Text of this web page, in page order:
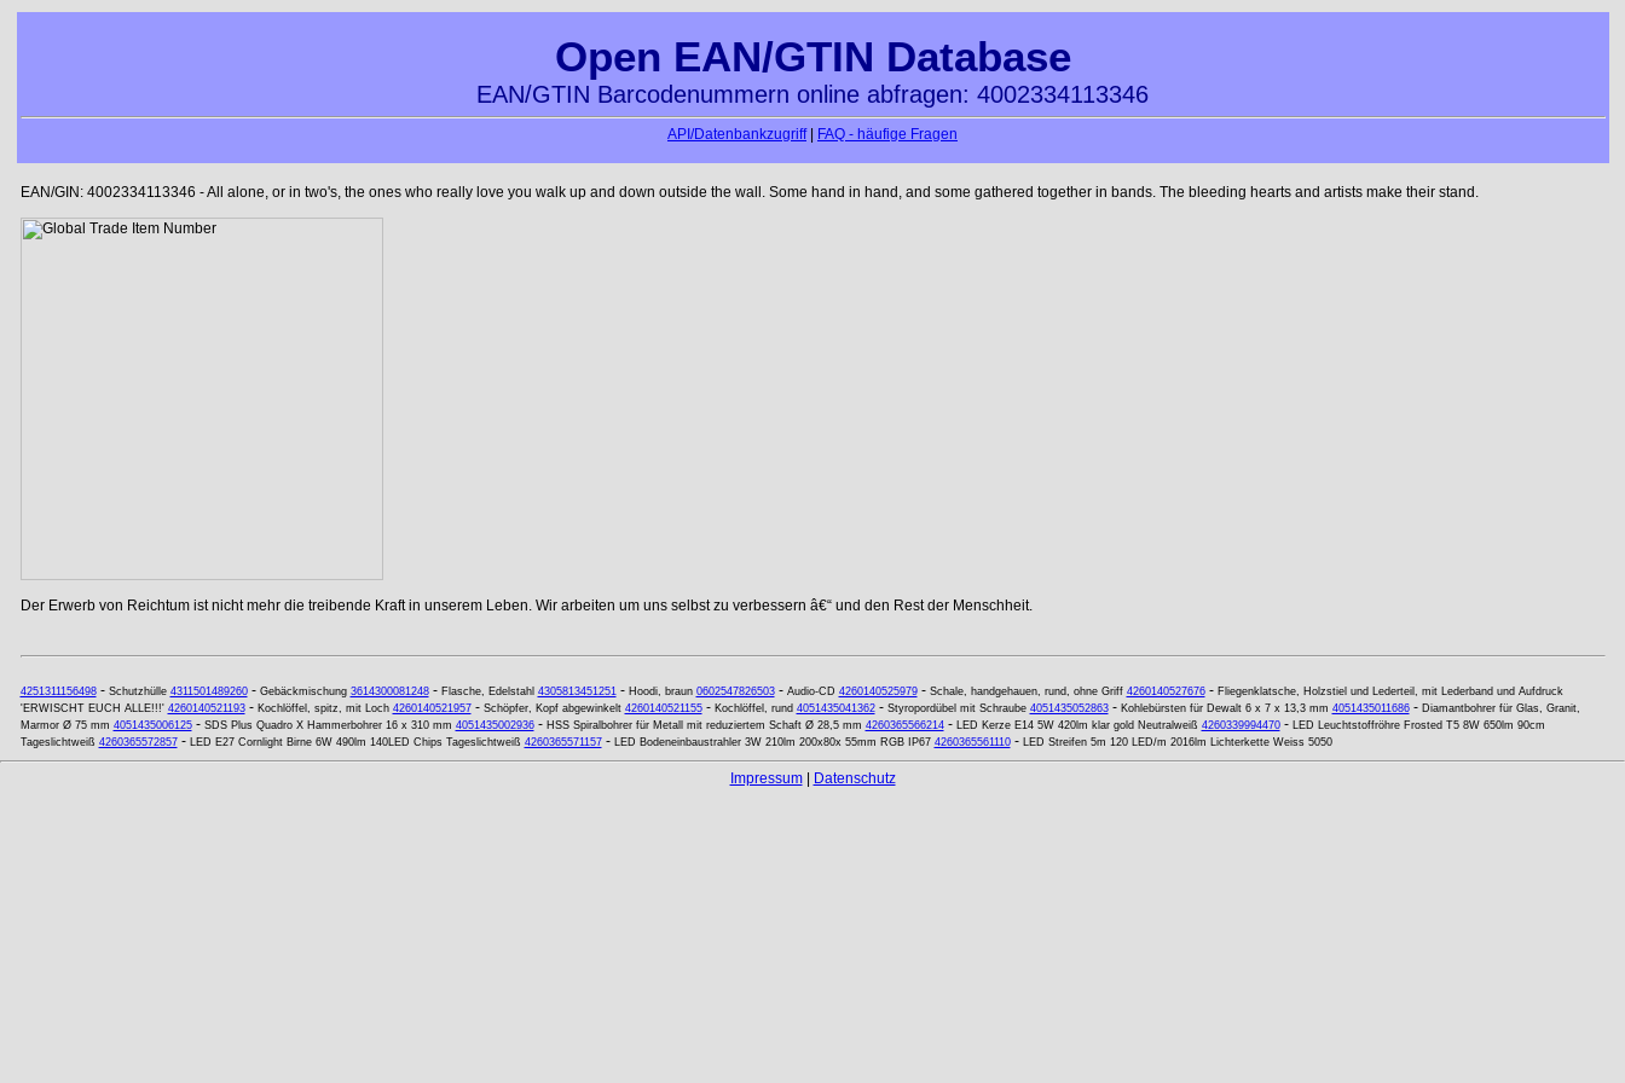
Open EAN/GTIN Database
EAN/GTIN Barcodenummern online abfragen: 4002334113346
API/Datenbankzugriff| FAQ - häufige Fragen
EAN/GIN: 4002334113346 - All alone, or in two's, the ones who really love you walk up and down outside the wall. Some hand in hand, and some gathered together in bands. The bleeding hearts and artists make their stand.
Der Erwerb von Reichtum ist nicht mehr die treibende Kraft in unserem Leben. Wir arbeiten um uns selbst zu verbessern â€“ und den Rest der Menschheit.
4251311156498- Schutzhülle 4311501489260- Gebäckmischung 3614300081248- Flasche, Edelstahl 4305813451251- Hoodi, braun 0602547826503- Audio-CD 4260140525979- Schale, handgehauen, rund, ohne Griff 4260140527676- Fliegenklatsche, Holzstiel und Lederteil, mit Lederband und Aufdruck
'ERWISCHT EUCH ALLE!!!' 4260140521193- Kochlöffel, spitz, mit Loch 4260140521957- Schöpfer, Kopf abgewinkelt 4260140521155- Kochlöffel, rund 4051435041362- Styropordübel mit Schraube 4051435052863- Kohlebürsten für Dewalt 6 x 7 x 13,3 mm 4051435011686- Diamantbohrer für Glas, Granit,
Marmor Ø 75 mm 4051435006125- SDS Plus Quadro X Hammerbohrer 16 x 310 mm 4051435002936- HSS Spiralbohrer für Metall mit reduziertem Schaft Ø 28,5 mm 4260365566214- LED Kerze E14 5W 420lm klar gold Neutralweiß 4260339994470- LED Leuchtstoffröhre Frosted T5 8W 650lm 90cm
Tageslichtweiß 4260365572857- LED E27 Cornlight Birne 6W 490lm 140LED Chips Tageslichtweiß 4260365571157- LED Bodeneinbaustrahler 3W 210lm 200x80x 55mm RGB IP67 4260365561110- LED Streifen 5m 120 LED/m 2016lm Lichterkette Weiss 5050
Impressum| Datenschutz